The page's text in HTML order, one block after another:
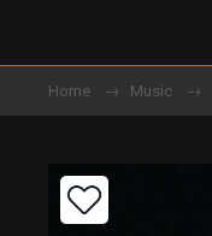
Home Music